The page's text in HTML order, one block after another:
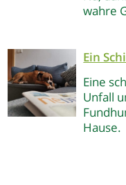
wahre
Ein
Eine
Unfall
Hause.